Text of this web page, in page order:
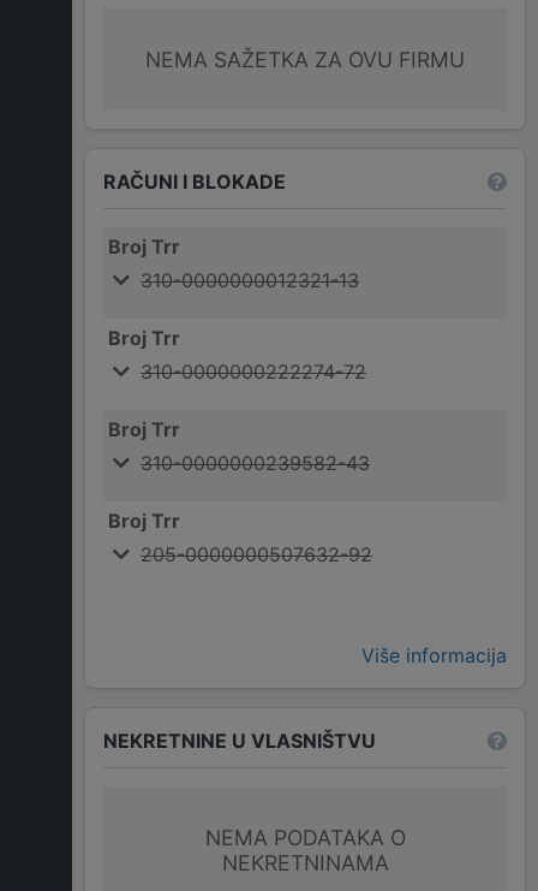
NEMA SAŽETKA ZA OVU FIRMU
RAČUNI I BLOKADE
Broj Trr
310-0000000012321-13
Broj Trr
310-0000000222274-72
Broj Trr
310-0000000239582-43
Broj Trr
205-0000000507632-92
Više informacija
NEKRETNINE U VLASNIŠTVU
NEMA PODATAKA O
NEKRETNINAMA